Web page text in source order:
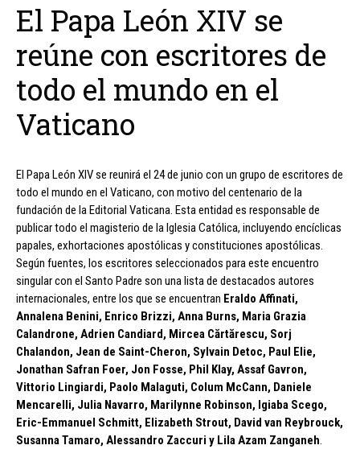
El Papa León XIV se
reúne con escritores de
todo el mundo en el
Vaticano
El Papa León XIV se reunirá el 24 de junio con un grupo de escritores de
todo el mundo en el Vaticano, con motivo del centenario de la
fundación de la Editorial Vaticana. Esta entidad es responsable de
publicar todo el magisterio de la Iglesia Católica, incluyendo encíclicas
papales, exhortaciones apostólicas y constituciones apostólicas.
Según fuentes, los escritores seleccionados para este encuentro
singular con el Santo Padre son una lista de destacados autores
internacionales, entre los que se encuentran Eraldo Affinati,
Annalena Benini, Enrico Brizzi, Anna Burns, Maria Grazia
Calandrone, Adrien Candiard, Mircea Cărtărescu, Sorj
Chalandon, Jean de Saint-Cheron, Sylvain Detoc, Paul Elie,
Jonathan Safran Foer, Jon Fosse, Phil Klay, Assaf Gavron,
Vittorio Lingiardi, Paolo Malaguti, Colum McCann, Daniele
Mencarelli, Julia Navarro, Marilynne Robinson, Igiaba Scego,
Eric-Emmanuel Schmitt, Elizabeth Strout, David van Reybrouck,
Susanna Tamaro, Alessandro Zaccuri y Lila Azam Zanganeh.